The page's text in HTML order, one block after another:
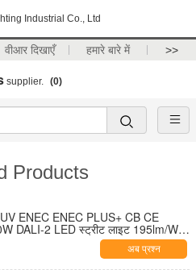
Industrial Co., Ltd
वीआर दिखाएँ हमारे बारे में >>
supplier. (0)
Products
ENEC ENEC PLUS+ CB CE
DALI-2 LED स्ट्रीट लाइट 195lm/W 7
शॉर्टिंग कैप और 10KV SPD के साथ टूल-फ्री
अब प्रश्न